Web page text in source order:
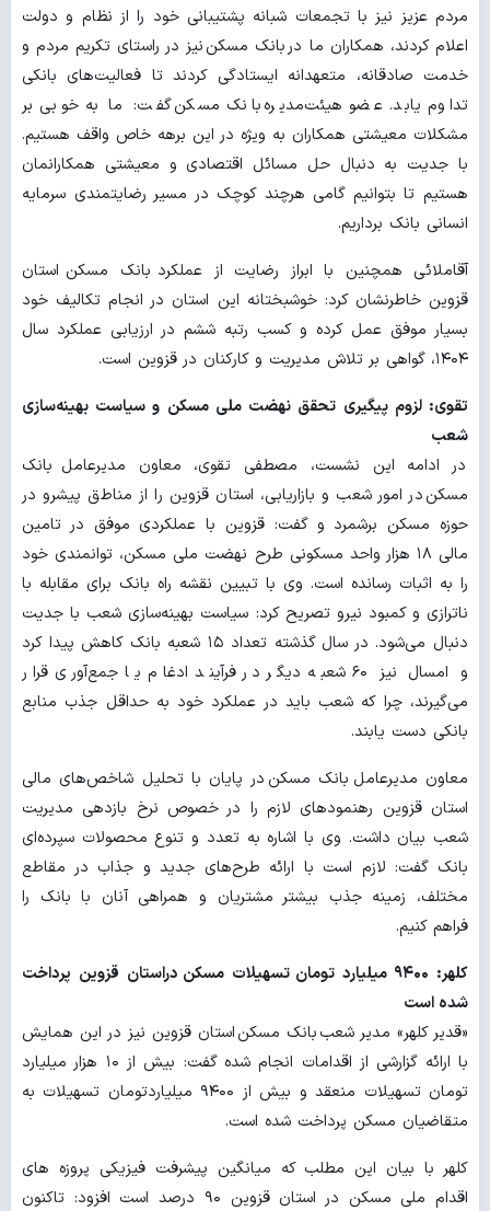
مردم عزیز نیز با تجمعات شبانه پشتیبانی خود را از نظام و دولت
اعلام کردند، همکاران ما در بانک مسکن نیز در راستای تکریم مردم و
خدمت صادقانه، متعهدانه ایستادگی کردند تا فعالیت‌های بانکی
تداوم یابد. عضو هیئت‌مدیره بانک مسکن گفت: ما به خوبی بر
مشکلات معیشتی همکاران به ویژه در این برهه خاص واقف هستیم.
با جدیت به دنبال حل مسائل اقتصادی و معیشتی همکارانمان
هستیم تا بتوانیم گامی هرچند کوچک در مسیر رضایتمندی سرمایه
انسانی بانک برداریم.
آقاملائی همچنین با ابراز رضایت از عملکرد بانک مسکن استان
قزوین خاطرنشان کرد: خوشبختانه این استان در انجام تکالیف خود
بسیار موفق عمل کرده و کسب رتبه ششم در ارزیابی عملکرد سال
۱۴۰۴، گواهی بر تلاش مدیریت و کارکنان در قزوین است.
تقوی: لزوم پیگیری تحقق نهضت ملی مسکن و سیاست بهینه‌سازی
شعب
در ادامه این نشست، مصطفی تقوی، معاون مدیرعامل بانک
مسکن در امور شعب و بازاریابی، استان قزوین را از مناطق پیشرو در
حوزه مسکن برشمرد و گفت: قزوین با عملکردی موفق در تامین
مالی ۱۸ هزار واحد مسکونی طرح نهضت ملی مسکن، توانمندی خود
را به اثبات رسانده است. وی با تبیین نقشه راه بانک برای مقابله با
ناترازی و کمبود نیرو تصریح کرد: سیاست بهینه‌سازی شعب با جدیت
دنبال می‌شود. در سال گذشته تعداد ۱۵ شعبه بانک کاهش پیدا کرد
و امسال نیز ۶۰ شعبه دیگر در فرآیند ادغام یا جمع‌آوری قرار
می‌گیرند، چرا که شعب باید در عملکرد خود به حداقل جذب منابع
بانکی دست یابند.
معاون مدیرعامل بانک مسکن در پایان با تحلیل شاخص‌های مالی
استان قزوین رهنمودهای لازم را در خصوص نرخ بازدهی مدیریت
شعب بیان داشت. وی با اشاره به تعدد و تنوع محصولات سپرده‌ای
بانک گفت: لازم است با ارائه طرح‌های جدید و جذاب در مقاطع
مختلف، زمینه جذب بیشتر مشتریان و همراهی آنان با بانک را
فراهم کنیم.
کلهر: ۹۴۰۰ میلیارد تومان تسهیلات مسکن دراستان قزوین پرداخت
شده است
«قدیر کلهر» مدیر شعب بانک مسکن استان قزوین نیز در این همایش
با ارائه گزارشی از اقدامات انجام شده گفت: بیش از ۱۰ هزار میلیارد
تومان تسهیلات منعقد و بیش از ۹۴۰۰ میلیاردتومان تسهیلات به
متقاضیان مسکن پرداخت شده است.
کلهر با بیان این مطلب که میانگین پیشرفت فیزیکی پروزه های
اقدام ملی مسکن در استان قزوین ۹۰ درصد است افزود: تاکنون